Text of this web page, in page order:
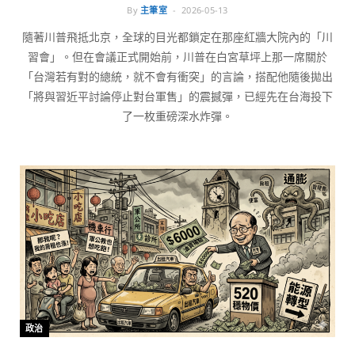
By 主筆室 2026-05-13
隨著川普飛抵北京，全球的目光都鎖定在那座紅牆大院內的「川
習會」。但在會議正式開始前，川普在白宮草坪上那一席關於
「台灣若有對的總統，就不會有衝突」的言論，搭配他隨後拋出
「將與習近平討論停止對台軍售」的震撼彈，已經先在台海投下
了一枚重磅深水炸彈。
政治